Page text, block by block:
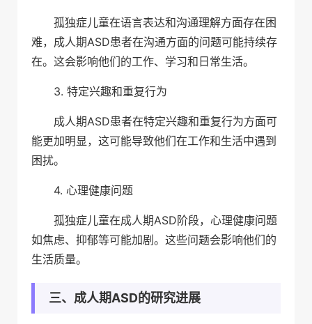
孤独症儿童在语言表达和沟通理解方面存在困
难，成人期ASD患者在沟通方面的问题可能持续存
在。这会影响他们的工作、学习和日常生活。
3. 特定兴趣和重复行为
成人期ASD患者在特定兴趣和重复行为方面可
能更加明显，这可能导致他们在工作和生活中遇到
困扰。
4. 心理健康问题
孤独症儿童在成人期ASD阶段，心理健康问题
如焦虑、抑郁等可能加剧。这些问题会影响他们的
生活质量。
三、成人期ASD的研究进展